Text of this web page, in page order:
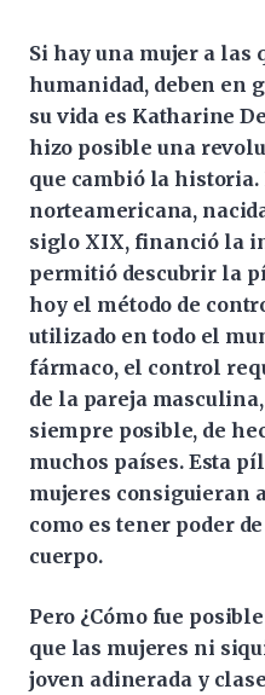
Si hay una mujer a las
humanidad, deben en
su vida es Katharine
hizo posible una
que cambió la historia.
norteamericana,
siglo XIX, financió la
permitió descubrir la
hoy el método de
utilizado en todo el
fármaco, el control
de la pareja
siempre posible, de
muchos países. Esta
mujeres consiguieran
como es tener poder
cuerpo.
Pero ¿Cómo fue
que las mujeres ni
joven adinerada y